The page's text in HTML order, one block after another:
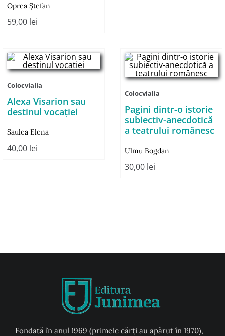
Oprea Ștefan
59,00 lei
Colocvialia
Alexa Visarion sau
destinul vocaţiei
Saulea Elena
40,00 lei
Colocvialia
Pagini dintr-o istorie
subiectiv-anecdotică
a teatrului românesc
Ulmu Bogdan
30,00 lei
Fondată în anul 1969 (primele cărți au apărut în 1970),